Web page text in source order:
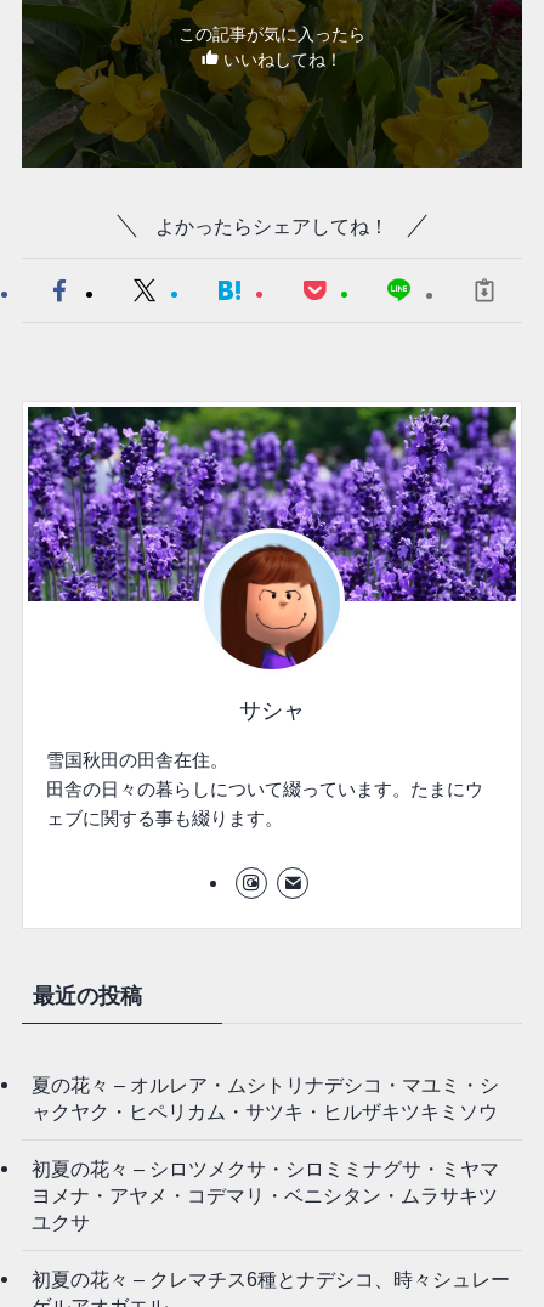
この記事が気に入ったら
いいねしてね！
よかったらシェアしてね！
サシャ
雪国秋田の田舎在住。
田舎の日々の暮らしについて綴っています。たまにウ
ェブに関する事も綴ります。
最近の投稿
夏の花々 – オルレア・ムシトリナデシコ・マユミ・シ
ャクヤク・ヒペリカム・サツキ・ヒルザキツキミソウ
初夏の花々 – シロツメクサ・シロミミナグサ・ミヤマ
ヨメナ・アヤメ・コデマリ・ベニシタン・ムラサキツ
ユクサ
初夏の花々 – クレマチス6種とナデシコ、時々シュレー